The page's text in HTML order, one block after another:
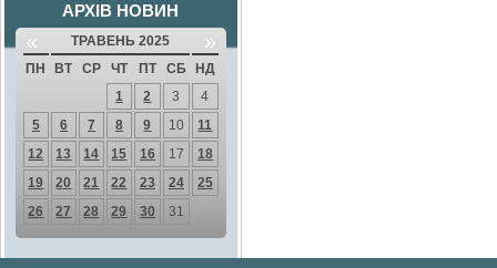
АРХІВ НОВИН
« ТРАВЕНЬ 2025 »
ПН ВТ СР ЧТ ПТ СБ
НД
1
2 3
4
5
6 7 8 9 10
11
12
13 14 15 16 17
18
19
20 21 22 23 24
25
26
27 28 29 30 31